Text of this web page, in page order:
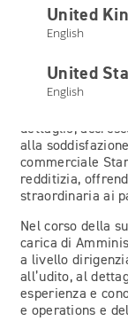
United
English
United
English
tasso di
Direttore
team Starkey in
direzione del
il suo obiettivo
dettaglio,
alla
commerciale
redditizia,
straordinaria ai
Nel corso della
carica di
a livello
all’udito, al
esperienza e
e operations e